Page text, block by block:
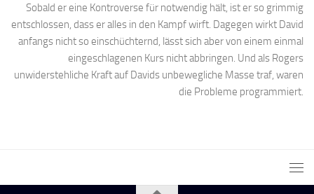
Sobald er eine Kontroverse für notwendig hält, ist er so grimmig
entschlossen, dass er alles in den Kampf wirft. Dagegen wirkt David
anfangs nicht so einschüchternd, lässt sich aber von einem einmal
eingeschlagenen Kurs nicht abbringen. Und als Rogers
unwiderstehliche Kraft auf Davids unbewegliche Masse traf, waren
die Probleme programmiert.